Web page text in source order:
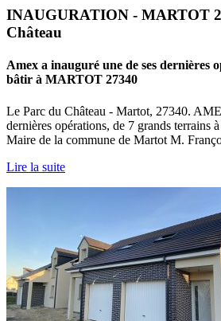
INAUGURATION - MARTOT
Château
Amex a inauguré une de ses dernières
bâtir à MARTOT 27340
Le Parc du Château - Martot, 27340.
dernières opérations, de 7 grands terrains
Maire de la commune de Martot M.
Lire la suite